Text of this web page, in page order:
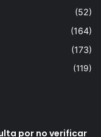
(52)
(164)
(173)
(119)
por no verificar